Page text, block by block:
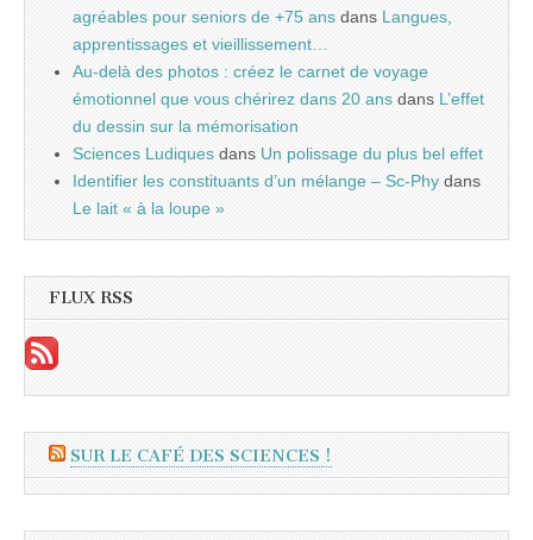
agréables pour seniors de +75 ans dans Langues,
apprentissages et vieillissement…
Au-delà des photos : créez le carnet de voyage
émotionnel que vous chérirez dans 20 ans dans L’effet
du dessin sur la mémorisation
Sciences Ludiques dans Un polissage du plus bel effet
Identifier les constituants d’un mélange – Sc-Phy dans
Le lait « à la loupe »
FLUX RSS
SUR LE CAFÉ DES SCIENCES !